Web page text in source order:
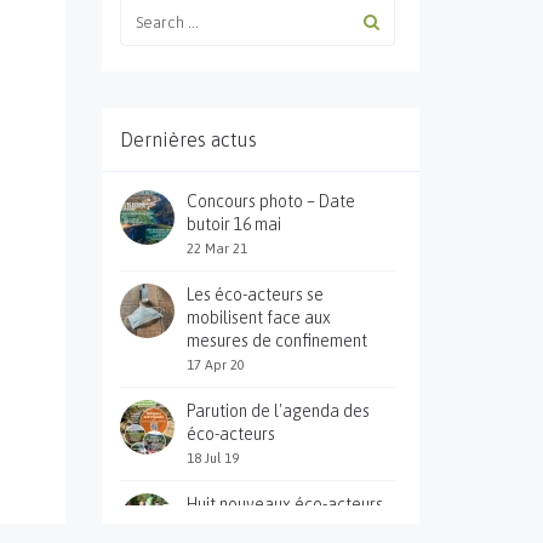
Dernières actus
Concours photo – Date
butoir 16 mai
22 Mar 21
Les éco-acteurs se
mobilisent face aux
mesures de confinement
17 Apr 20
Parution de l'agenda des
éco-acteurs
18 Jul 19
Huit nouveaux éco-acteurs